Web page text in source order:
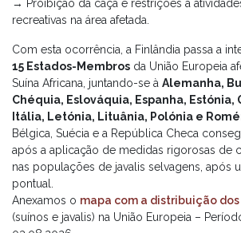
→ Proibição da caça e restrições a
recreativas na área afetada.
Com esta ocorrência, a Finlândia passa a
15 Estados-Membros da União Europeia
Suína Africana, juntando-se à Alemanha,
Chéquia, Eslováquia, Espanha, Estónia,
Itália, Letónia, Lituânia, Polónia e
Bélgica, Suécia e a República Checa
após a aplicação de medidas rigorosas de
nas populações de javalis selvagens, após
pontual.
Anexamos o mapa com a distribuição dos
(suínos e javalis) na União Europeia –